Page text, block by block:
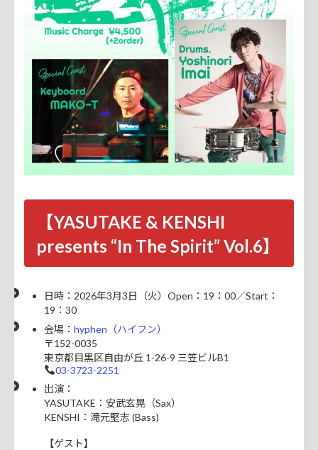
【YASUTAKE & KENSHI
presents “In The Spirit” Vol.6】
日時：2026年3月3日（火）Open：19：00／Start：
19：30
会場： hyphen（ハイフン）
〒152-0035
東京都目黒区自由が丘 1-26-9 三笠ビルB1
03-3723-2251
出演：
YASUTAKE：安武玄晃（Sax）
KENSHI：滝元堅志 (Bass)
【ゲスト】